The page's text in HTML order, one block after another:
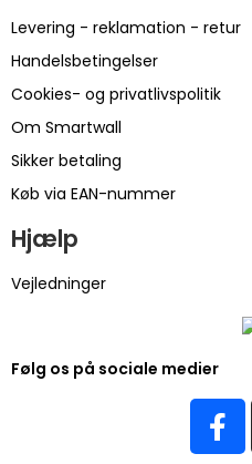
Levering - reklamation - retur
Handelsbetingelser
Cookies- og privatlivspolitik
Om Smartwall
Sikker betaling
Køb via EAN-nummer
Hjælp
Vejledninger
Følg os på sociale medier